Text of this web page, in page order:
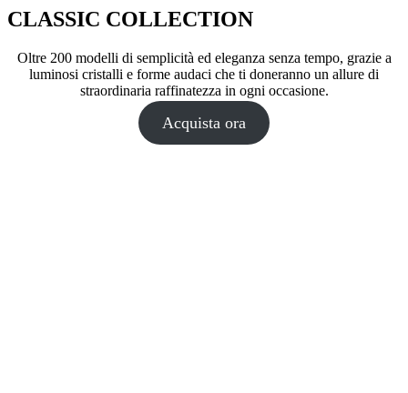
CLASSIC COLLECTION
Oltre 200 modelli di semplicità ed eleganza senza tempo, grazie a
luminosi cristalli e forme audaci che ti doneranno un allure di
straordinaria raffinatezza in ogni occasione.
Acquista ora